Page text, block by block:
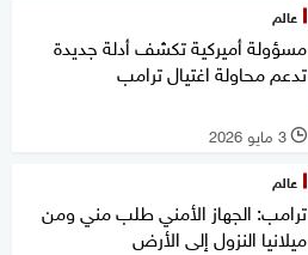
عالم
مسؤولة أميركية تكشف أدلة جديدة
تدعم محاولة اغتيال ترامب
l 3 مايو 2026
عالم
ترامب: الجهاز الأمني طلب مني ومن
ميلانيا النزول إلى الأرض